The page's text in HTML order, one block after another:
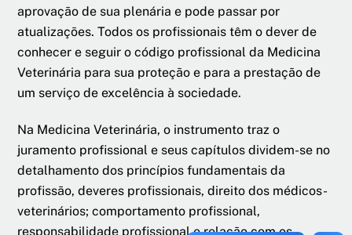
aprovação de sua plenária e pode passar por
atualizações. Todos os profissionais têm o dever de
conhecer e seguir o código profissional da Medicina
Veterinária para sua proteção e para a prestação de
um serviço de excelência à sociedade.
Na Medicina Veterinária, o instrumento traz o
juramento profissional e seus capítulos dividem-se no
detalhamento dos princípios fundamentais da
profissão, deveres profissionais, direito dos médicos-
veterinários; comportamento profissional,
responsabilidade profissional e relação com os